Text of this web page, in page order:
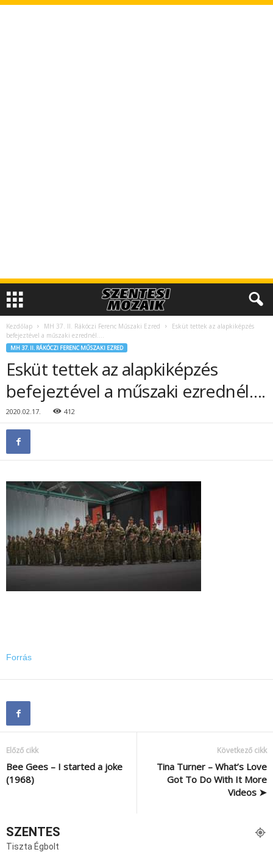
Kezdőlap MH 37. II. Rákóczi Ferenc Műszaki Ezred
Esküt tettek az alapkiképzés
befejeztével a műszaki ezrednél….
MH 37. II. RÁKÓCZI FERENC MŰSZAKI EZRED
Esküt tettek az alapkiképzés
befejeztével a műszaki ezrednél….
2020.02.17. 412
Forrás
Előző cikk
Bee Gees – I started a joke
(1968)
Következő cikk
Tina Turner – What’s Love
Got To Do With It More
Videos ➤
SZENTES
Tiszta Égbolt